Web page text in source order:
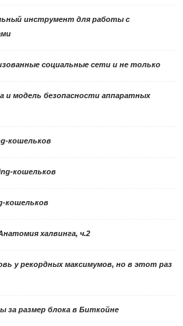
инструмент для работы с
социальные сети и не только
и модель безопасности аппаратных
кошельков
кошельков
кошельков
халвинга, ч.2
у рекордных максимумов, но в этот раз
за размер блока в Биткойне